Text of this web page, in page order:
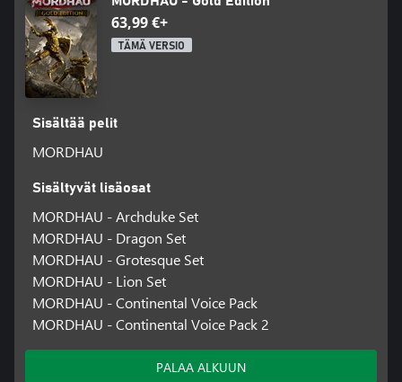
63,99 €+
TÄMÄ VERSIO
Sisältää pelit
MORDHAU
Sisältyvät lisäosat
MORDHAU - Archduke Set
MORDHAU - Dragon Set
MORDHAU - Grotesque Set
MORDHAU - Lion Set
MORDHAU - Continental Voice Pack
MORDHAU - Continental Voice Pack 2
PALAA ALKUUN